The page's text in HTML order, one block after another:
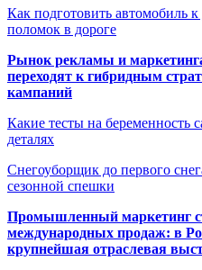
Как подготовить автомобиль
поломок в дороге
Рынок рекламы и
переходят к гибридным
кампаний
Какие тесты на беременность
деталях
Снегоуборщик до первого
сезонной спешки
Промышленный маркетинг
международных продаж: в
крупнейшая отраслевая